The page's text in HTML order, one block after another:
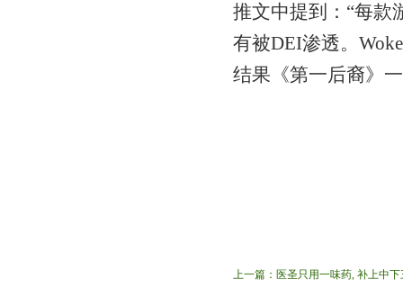
推文中提到：“每款
有被DEI渗透。
结果《第一后裔》
上一篇： 医圣只用一味药, 补上中